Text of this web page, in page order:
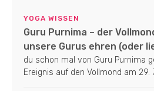
YOGA WISSEN
Guru Purnima – der
unsere Gurus ehren (oder
du schon mal von Guru Purnima
Ereignis auf den Vollmond am 29.